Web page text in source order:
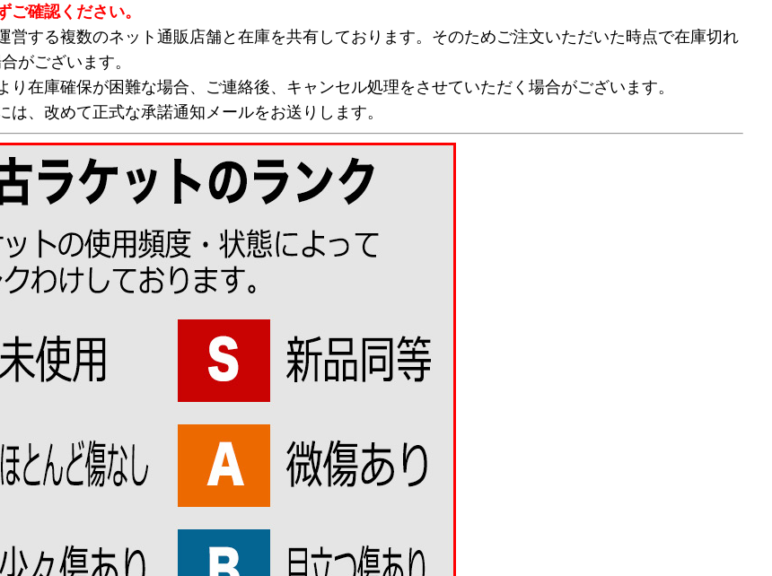
確認ください。
営する複数のネット通販店舗と在庫を共有しております。そのためご注文いただいた時点で在庫切れ
がございます。
り在庫確保が困難な場合、ご連絡後、キャンセル処理をさせていただく場合がございます。
は、改めて正式な承諾通知メールをお送りします。